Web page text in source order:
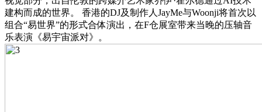
建构而成的世界。 香港的DJ及制作人JayMe与Woonji将首次以
组合“易世界”的形式合体演出，在F仓展室带来当晚的压轴音
乐表演《易宇宙派对》。